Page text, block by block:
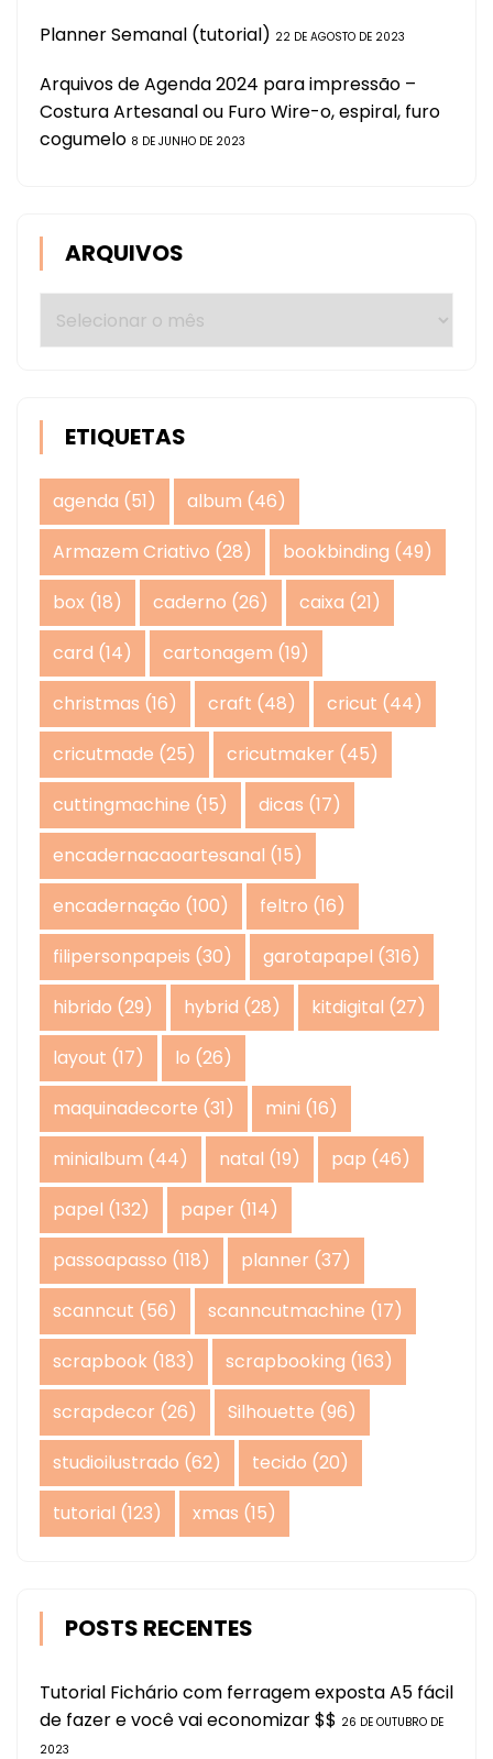
Planner Semanal (tutorial) 22 DE AGOSTO DE 2023
Arquivos de Agenda 2024 para impressão –
Costura Artesanal ou Furo Wire-o, espiral, furo
cogumelo 8 DE JUNHO DE 2023
ARQUIVOS
Arquivos
ETIQUETAS
agenda (51) album (46)
Armazem Criativo (28) bookbinding (49)
box (18) caderno (26) caixa (21)
card (14) cartonagem (19)
christmas (16) craft (48) cricut (44)
cricutmade (25) cricutmaker (45)
cuttingmachine (15) dicas (17)
encadernacaoartesanal (15)
encadernação (100) feltro (16)
filipersonpapeis (30) garotapapel (316)
hibrido (29) hybrid (28) kitdigital (27)
layout (17) lo (26)
maquinadecorte (31) mini (16)
minialbum (44) natal (19) pap (46)
papel (132) paper (114)
passoapasso (118) planner (37)
scanncut (56) scanncutmachine (17)
scrapbook (183) scrapbooking (163)
scrapdecor (26) Silhouette (96)
studioilustrado (62) tecido (20)
tutorial (123) xmas (15)
POSTS RECENTES
Tutorial Fichário com ferragem exposta A5 fácil
de fazer e você vai economizar $$ 26 DE OUTUBRO DE
2023